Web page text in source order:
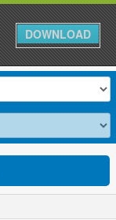
Anuncie Grátis »
DOWNLOAD